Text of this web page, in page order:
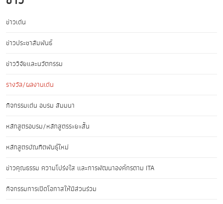
ข่าวเด่น
ข่าวประชาสัมพันธ์
ข่าววิจัยและนวัตกรรม
รางวัล/ผลงานเด่น
กิจกรรมเด่น อบรม สัมมนา
หลักสูตรอบรม/หลักสูตรระยะสั้น
หลักสูตรบัณฑิตพันธุ์ใหม่
ข่าวคุณธรรม ความโปร่งใส และการพัฒนาองค์กรตาม ITA
กิจกรรมการเปิดโอกาสให้มีส่วนร่วม